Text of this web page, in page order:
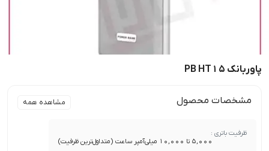
پاوربانک PB HT15
مشخصات محصول مشاهده همه
ظرفیت باتری :
5,000 تا 10,000 میلی‌آمپر ساعت (متداول‌ترین ظرفیت)